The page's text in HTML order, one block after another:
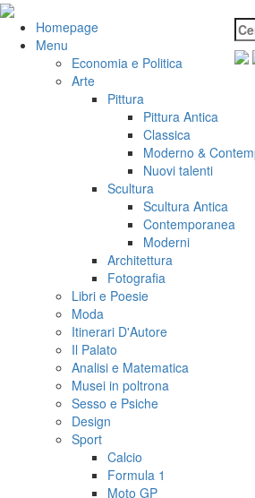
Salta
contenuto
VeniVidiViciHomepage
Menu
Economia e Politica
Arte
Pittura
Pittura Antica
Classica
Moderno &
Nuovi talenti
Scultura
Scultura Antica
Contemporanea
Moderni
Architettura
Fotografia
Libri e Poesie
Moda
Itinerari D'Autore
Il Palato
Analisi e Matematica
Musei in poltrona
Sesso e Psiche
Design
Sport
Calcio
Formula 1
Moto GP